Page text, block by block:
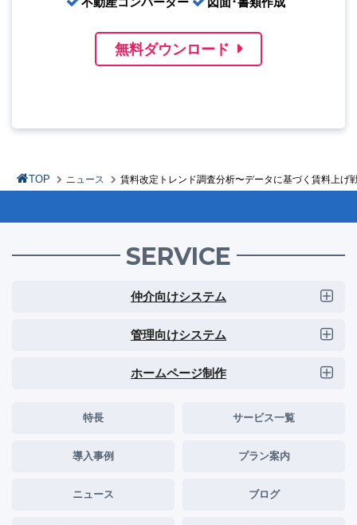
無料ダウンロード
TOP ニュース 賃料改定トレンド調査分析〜データに基づく賃料上げ
SERVICE
仲介向けシステム
管理向けシステム
ホームページ制作
特長 サービス一覧
導入事例 プラン案内
ニュース ブログ